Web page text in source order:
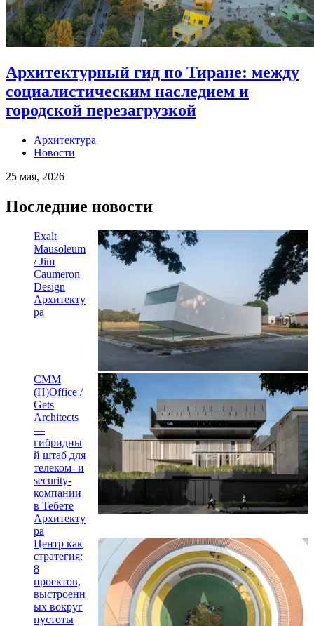
Архитектурный гид по Тиране: между
социалистическим наследием и
городской перезагрузкой
Архитектура
Новости
25 мая, 2026
Последние новости
Exalt
Mausoleum
/ Jim
Caumeron
Design
Архитекту
ра
CMM
(H)Office /
Gets
Architects
—
гибридны
й штаб для
телеком- и
security-
компании
в Тебете
Архитекту
ра
Центр как
стратегия:
8
проектов,
выстроенн
ых вокруг
пустоты